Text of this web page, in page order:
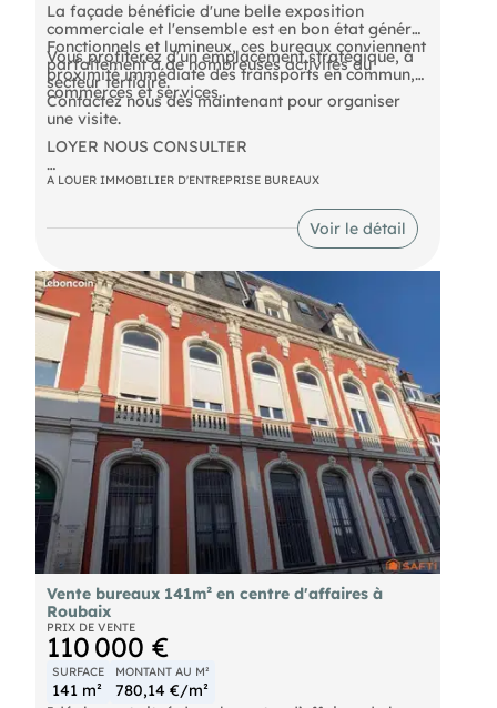
La façade bénéficie d'une belle exposition
commerciale et l'ensemble est en bon état général.
Fonctionnels et lumineux, ces bureaux conviennent
parfaitement à de nombreuses activités du
secteur tertiaire.
Vous profiterez d'un emplacement stratégique, à
proximité immédiate des transports en commun,
commerces et services.
Contactez nous dès maintenant pour organiser
une visite.
LOYER NOUS CONSULTER
- Honoraires : 30% HT à la charge du preneur (soit
A LOUER IMMOBILIER D'ENTREPRISE BUREAUX
Voir le détail
Vente bureaux 141m² en centre d'affaires à
Roubaix
PRIX DE VENTE
110 000 €
SURFACE
141 m²
MONTANT AU M²
780,14 €/m²